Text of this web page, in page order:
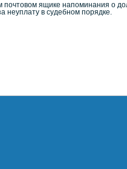
ящике напоминания о
неуплату в судебном порядке.